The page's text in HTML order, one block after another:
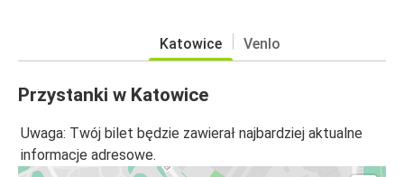
Katowice Venlo
Przystanki w Katowice
Uwaga: Twój bilet będzie zawierał najbardziej aktualne
informacje adresowe.